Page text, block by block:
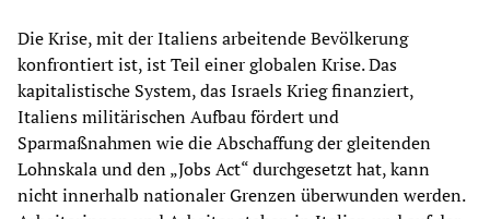
Die Krise, mit der Italiens arbeitende Bevölkerung
konfrontiert ist, ist Teil einer globalen Krise. Das
kapitalistische System, das Israels Krieg finanziert,
Italiens militärischen Aufbau fördert und
Sparmaßnahmen wie die Abschaffung der gleitenden
Lohnskala und den „Jobs Act“ durchgesetzt hat, kann
nicht innerhalb nationaler Grenzen überwunden werden.